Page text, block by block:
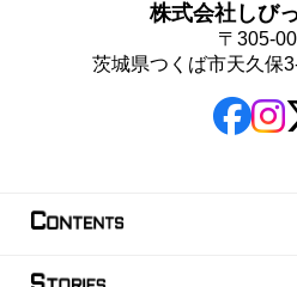
株式会社しび
〒305-
茨城県つくば市天久保
CONTENTS